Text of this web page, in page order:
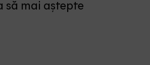
să mai aștepte